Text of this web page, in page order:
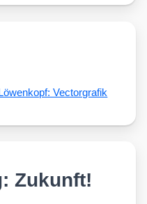
Zukunft!